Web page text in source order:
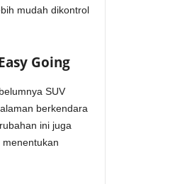
mudah dikontrol
Going
SUV
berkendara
ini juga